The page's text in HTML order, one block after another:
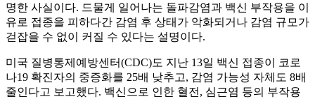
명한 사실이다. 드물게 일어나는 돌파감염과 백신 부작용을 이
유로 접종을 피하다간 감염 후 상태가 악화되거나 감염 규모가
걷잡을 수 없이 커질 수 있다는 설명이다.
미국 질병통제예방센터(CDC)도 지난 13일 백신 접종이 코로
나19 확진자의 중증화를 25배 낮추고, 감염 가능성 자체도 8배
줄인다고 보고했다. 백신으로 인한 혈전, 심근염 등의 부작용